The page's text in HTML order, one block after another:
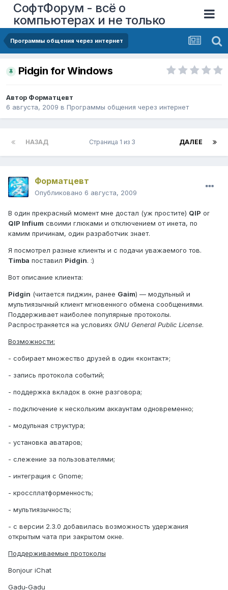
СофтФорум - всё о
компьютерах и не только
Программы общения через интернет
Pidgin for Windows
Автор Форматцевт
6 августа, 2009 в Программы общения через интернет
НАЗАД ДАЛЕЕ
Страница 1 из 3
Форматцевт
Опубликовано 6 августа, 2009
В один прекрасный момент мне достал (уж простите) QIP or
QIP Infium своими глюками и отключением от инета, по
камим причинам, один разработчик знает.
Я посмотрел разные клиенты и с подачи уважаемого тов.
Timba поставил Pidgin. :)
Вот описание клиента:
Pidgin (читается пиджин, ранее Gaim) — модульный и
мультиязычный клиент мгновенного обмена сообщениями.
Поддерживает наиболее популярные протоколы.
Распространяется на условиях GNU General Public License.
Возможности:
- собирает множество друзей в один «контакт»;
- запись протокола событий;
- поддержка вкладок в окне разговора;
- подключение к нескольким аккаунтам одновременно;
- модульная структура;
- установка аватаров;
- слежение за пользователями;
- интеграция с Gnome;
- кроссплатформенность;
- мультиязычность;
- с версии 2.3.0 добавилась возможность удержания
открытым чата при закрытом окне.
Поддерживаемые протоколы
Bonjour iChat
Gadu-Gadu